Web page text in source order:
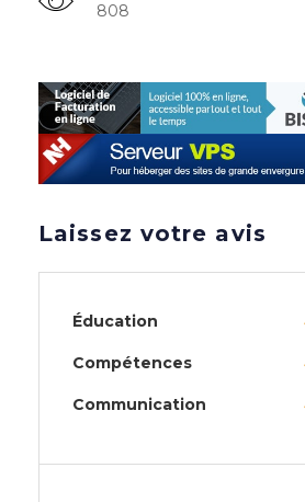
808
Laissez votre avis
Éducation
Compétences
Communication